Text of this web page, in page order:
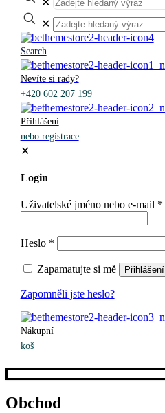
✕
Search
Nevíte si rady?
+420 602 207 199
Přihlášení
nebo registrace
✕
Login
Uživatelské jméno nebo e-mail *
Heslo *
Zapamatujte si mě Přihlášení
Zapomněli jste heslo?
Nákupní
koš
Obchod